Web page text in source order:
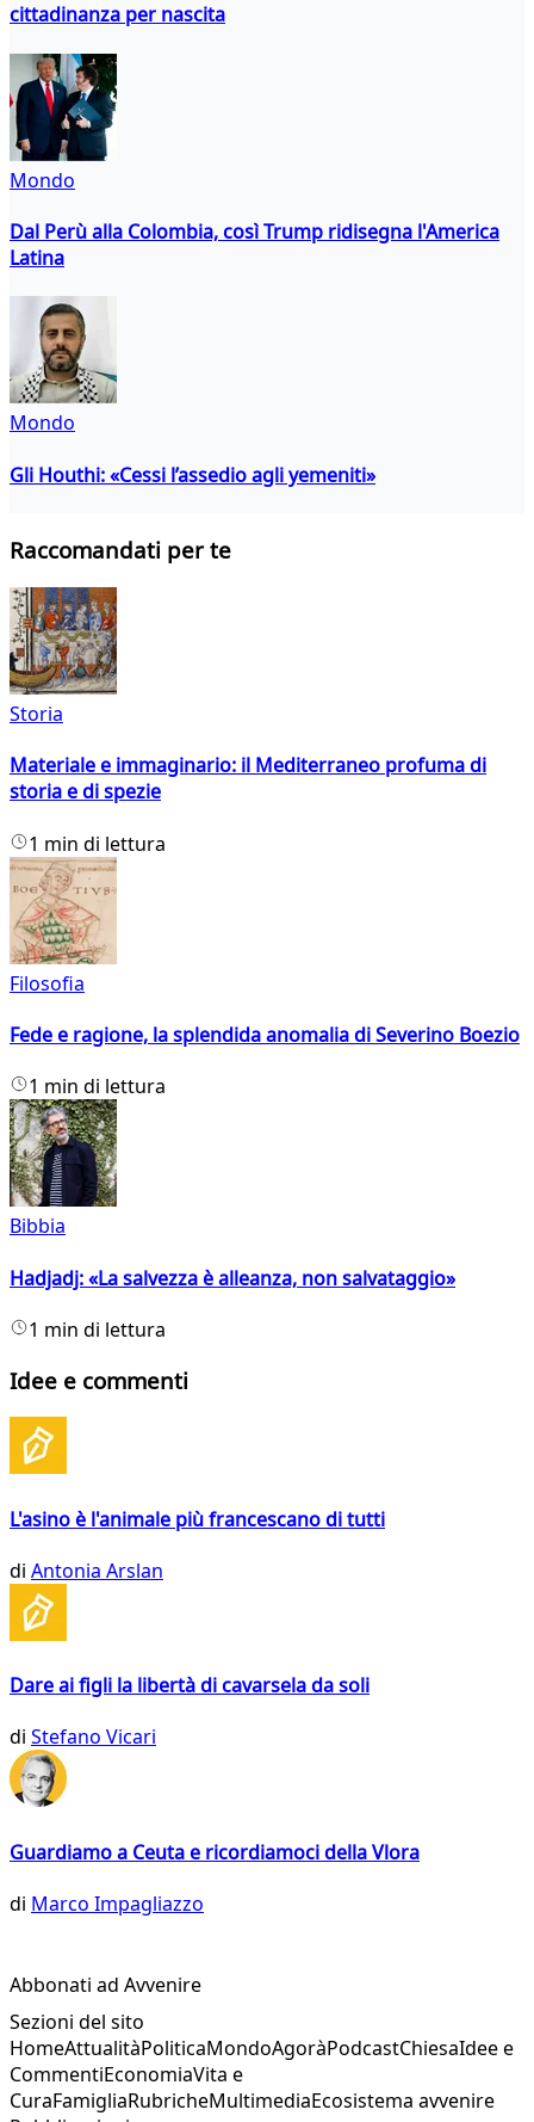
cittadinanza per nascita
Mondo
Dal Perù alla Colombia, così Trump ridisegna l'America
Latina
Mondo
Gli Houthi: «Cessi l’assedio agli yemeniti»
Raccomandati per te
Storia
Materiale e immaginario: il Mediterraneo profuma di
storia e di spezie
1 min di lettura
Filosofia
Fede e ragione, la splendida anomalia di Severino Boezio
1 min di lettura
Bibbia
Hadjadj: «La salvezza è alleanza, non salvataggio»
1 min di lettura
Idee e commenti
L'asino è l'animale più francescano di tutti
di Antonia Arslan
Dare ai figli la libertà di cavarsela da soli
di Stefano Vicari
Guardiamo a Ceuta e ricordiamoci della Vlora
di Marco Impagliazzo
Abbonati ad Avvenire
Sezioni del sito
HomeAttualitàPoliticaMondoAgoràPodcastChiesaIdee e
CommentiEconomiaVita e
CuraFamigliaRubricheMultimediaEcosistema avvenire